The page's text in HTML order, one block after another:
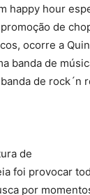
happy hour
de
ocorre a
banda de
de rock´n
de
foi provocar
por